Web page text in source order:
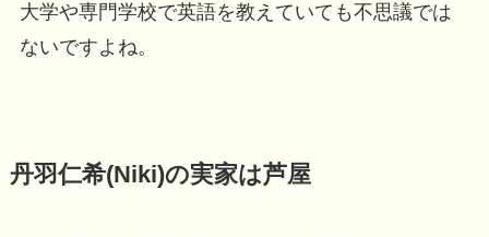
大学や専門学校で英語を教えていても不思議では
ないですよね。
丹羽仁希(Niki)の実家は芦屋